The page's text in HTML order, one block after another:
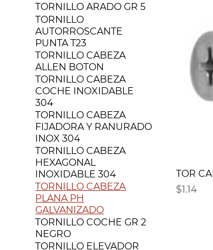
TORNILLO ARADO GR 5
TORNILLO
AUTORROSCANTE
PUNTA T23
TORNILLO CABEZA
ALLEN BOTON
TORNILLO CABEZA
COCHE INOXIDABLE
304
TORNILLO CABEZA
FIJADORA Y RANURADO
INOX 304
TORNILLO CABEZA
HEXAGONAL
INOXIDABLE 304
TORNILLO CABEZA
PLANA PH
GALVANIZADO
TORNILLO COCHE GR 2
NEGRO
TORNILLO ELEVADOR
TOR
Precio
$1.14